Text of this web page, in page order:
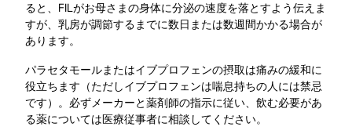
ると、FILがお母さまの身体に分泌の速度を落とすよう伝えま
すが、乳房が調節するまでに数日または数週間かかる場合が
あります。
パラセタモールまたはイブプロフェンの摂取は痛みの緩和に
役立ちます（ただしイブプロフェンは喘息持ちの人には禁忌
です）。必ずメーカーと薬剤師の指示に従い、飲む必要があ
る薬については医療従事者に相談してください。